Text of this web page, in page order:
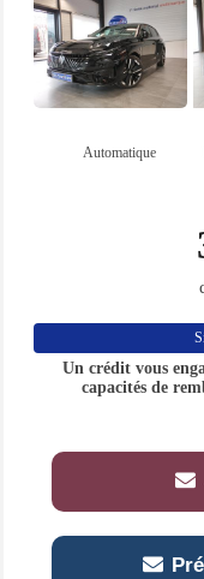
Automatique
Un crédit vous
capacités de